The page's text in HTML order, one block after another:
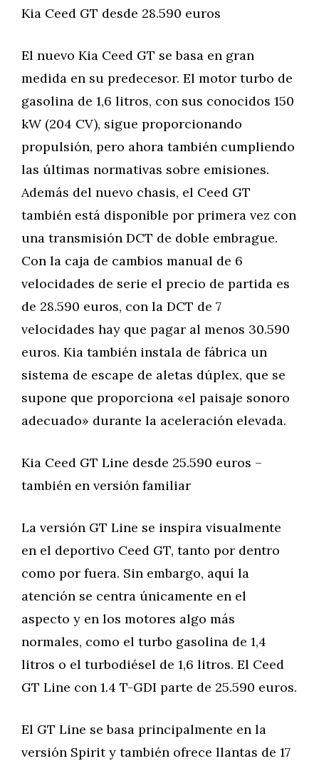
Kia Ceed GT desde 28.590 euros
El nuevo Kia Ceed GT se basa en gran
medida en su predecesor. El motor turbo de
gasolina de 1,6 litros, con sus conocidos 150
kW (204 CV), sigue proporcionando
propulsión, pero ahora también cumpliendo
las últimas normativas sobre emisiones.
Además del nuevo chasis, el Ceed GT
también está disponible por primera vez con
una transmisión DCT de doble embrague.
Con la caja de cambios manual de 6
velocidades de serie el precio de partida es
de 28.590 euros, con la DCT de 7
velocidades hay que pagar al menos 30.590
euros. Kia también instala de fábrica un
sistema de escape de aletas dúplex, que se
supone que proporciona «el paisaje sonoro
adecuado» durante la aceleración elevada.
Kia Ceed GT Line desde 25.590 euros –
también en versión familiar
La versión GT Line se inspira visualmente
en el deportivo Ceed GT, tanto por dentro
como por fuera. Sin embargo, aquí la
atención se centra únicamente en el
aspecto y en los motores algo más
normales, como el turbo gasolina de 1,4
litros o el turbodiésel de 1,6 litros. El Ceed
GT Line con 1.4 T-GDI parte de 25.590 euros.
El GT Line se basa principalmente en la
versión Spirit y también ofrece llantas de 17